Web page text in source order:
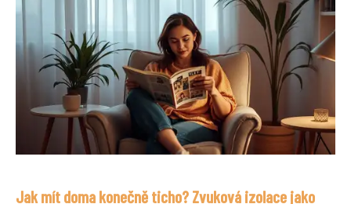
Jak mít doma konečně ticho? Zvuková izolace jako